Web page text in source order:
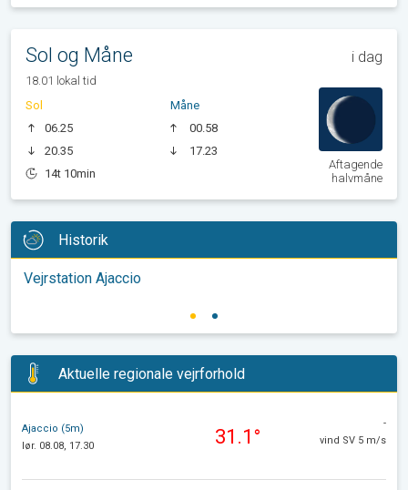
Sol og Måne i dag
18.01 lokal tid
Sol
06.25
20.35
14t 10min
Måne
00.58
17.23
Aftagende
halvmåne
Historik
Vejrstation Ajaccio
Aktuelle regionale vejrforhold
Ajaccio (5m)
lør. 08.08, 17.30
31.1°
-
vind SV 5 m/s